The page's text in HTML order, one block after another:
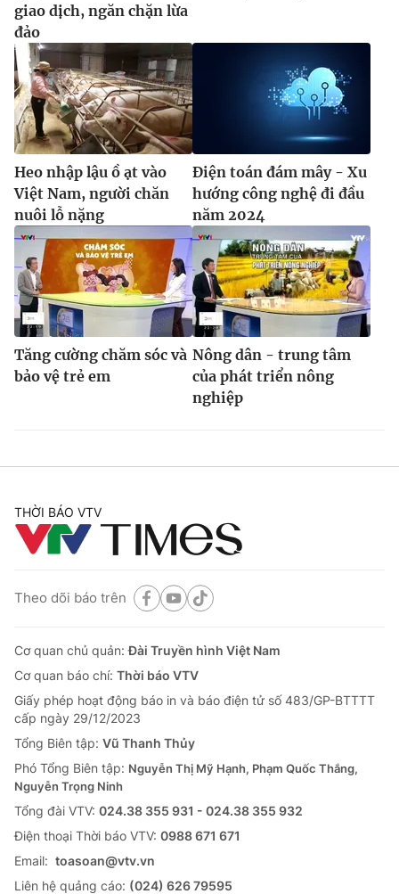
giao dịch, ngăn chặn lừa
đảo
Heo nhập lậu ồ ạt vào
Việt Nam, người chăn
nuôi lỗ nặng
Điện toán đám mây - Xu
hướng công nghệ đi đầu
năm 2024
Tăng cường chăm sóc và
bảo vệ trẻ em
Nông dân - trung tâm
của phát triển nông
nghiệp
THỜI BÁO VTV
Theo dõi báo trên
Cơ quan chủ quản:Đài Truyền hình Việt Nam
Cơ quan báo chí: Thời báo VTV
Giấy phép hoạt động báo in và báo điện tử số 483/GP-BTTTT
cấp ngày 29/12/2023
Tổng Biên tập: Vũ Thanh Thủy
Phó Tổng Biên tập: Nguyễn Thị Mỹ Hạnh, Phạm Quốc Thắng,
Nguyễn Trọng Ninh
Tổng đài VTV: 024.38 355 931 - 024.38 355 932
Ðiện thoại Thời báo VTV: 0988 671 671
Email: toasoan@vtv.vn
Liên hệ quảng cáo: (024) 626 79595